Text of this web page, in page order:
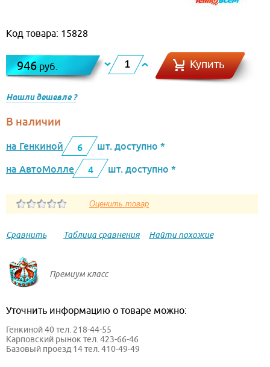
Код товара: 15828
946 руб. Купить
Нашли дешевле ?
В наличии
на Генкиной 6
шт. доступно *
на АвтоМолле
4 шт. доступно *
Сравнить Таблица сравнения Найти похожие
Премиум класс
Уточнить информацию о товаре можно:
Генкиной 40 тел. 218-44-55
Карповский рынок тел. 423-66-46
Базовый проезд 14 тел. 410-49-49